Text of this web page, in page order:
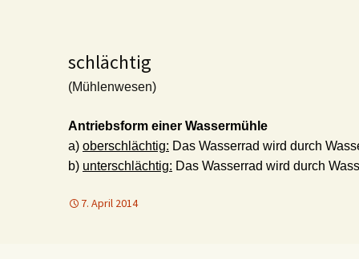
schlächtig
(Mühlenwesen)
Antriebsform einer Wassermühle
a) oberschlächtig: Das Wasserrad wird durch
b) unterschlächtig: Das Wasserrad wird durch
7. April 2014